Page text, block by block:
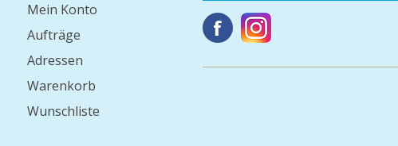
Mein Konto
Aufträge
Adressen
Warenkorb
Wunschliste